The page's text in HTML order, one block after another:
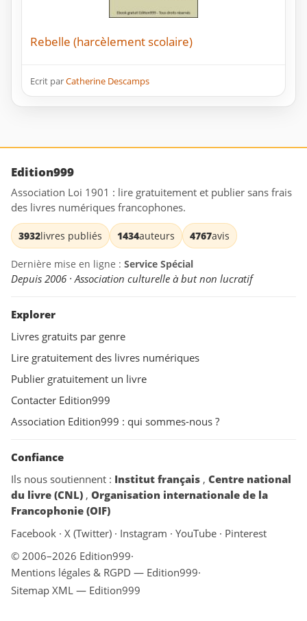
Rebelle (harcèlement scolaire)
Ecrit parCatherine Descamps
Edition999
Association Loi 1901 : lire gratuitement et publier sans frais
des livres numériques francophones.
3932livres publiés 1434auteurs 4767avis
Dernière mise en ligne : Service Spécial
Depuis 2006 · Association culturelle à but non lucratif
Explorer
Livres gratuits par genre
Lire gratuitement des livres numériques
Publier gratuitement un livre
Contacter Edition999
Association Edition999 : qui sommes-nous ?
Confiance
Ils nous soutiennent : Institut français , Centre national
du livre (CNL) , Organisation internationale de la
Francophonie (OIF)
Facebook · X (Twitter) · Instagram · YouTube · Pinterest
© 2006–2026 Edition999·
Mentions légales & RGPD — Edition999·
Sitemap XML — Edition999